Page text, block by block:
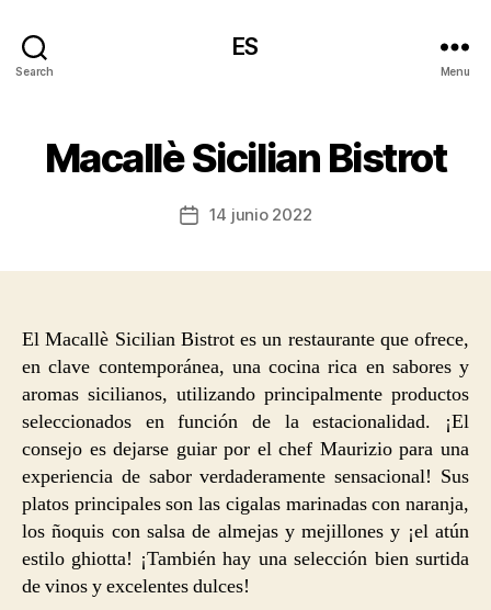
Search
ES
Menu
Macallè Sicilian Bistrot
Post14 junio 2022
El Macallè Sicilian Bistrot es un restaurante que ofrece,
en clave contemporánea, una cocina rica en sabores y
aromas sicilianos, utilizando principalmente productos
seleccionados en función de la estacionalidad. ¡El
consejo es dejarse guiar por el chef Maurizio para una
experiencia de sabor verdaderamente sensacional! Sus
platos principales son las cigalas marinadas con naranja,
los ñoquis con salsa de almejas y mejillones y ¡el atún
estilo ghiotta! ¡También hay una selección bien surtida
de vinos y excelentes dulces!